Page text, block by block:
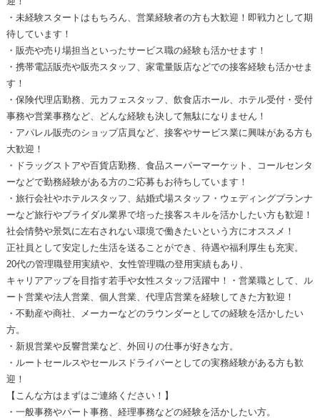
・未経験スタートはもちろん、営業経験者の方も大歓迎！即戦力として期
待しています！
・販売や売り場担当といったサービス職の経験も活かせます！
・携帯電話販売や販売スタッフ、家電量販店などでの接客経験も活かせま
す！
・保険代理店勤務、元カフェスタッフ、飲食店ホール、ホテル受付・受付
事務や営業事務など、どんな経験も決して無駄になりません！
・アパレル販売のショップ店員など、接客やサービス業に興味がある方も
大歓迎！
・ドラッグストアや百貨店勤務、食品スーパーマーケット、コールセンタ
ーなどで勤務経験がある方のご応募もお待ちしています！
・旅行会社やホテルスタッフ、結婚式場スタッフ・ウェディングプランナ
ーなど旅行やブライダル業界で培った接客スキルを活かしたい方も歓迎！
社会情勢や景気に左右されない環境で働きたいという方にオススメ！
正社員として安定した生活を送ることができ、待遇や福利厚生も充実。
20代の管理職登用実績や、女性管理職の登用実績もあり、
キャリアアップを目指す若手や女性スタッフ活躍中！・営業職として、ル
ート営業や法人営業、個人営業、代理店営業を経験してきた方歓迎！
・不動産や商社、メーカーなどのラウンダーとしての経験を活かしたい
方。
・新規営業や反響営業など、外回りの仕事が好きな方。
・ルートセールスやセールスドライバーとしての実務経験がある方も歓
迎！
【こんな方はまずはご連絡ください！】
・一般事務やパート事務、経理事務などの経験を活かしたい方。